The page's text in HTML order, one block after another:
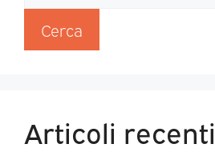
Cerca
Articoli recenti